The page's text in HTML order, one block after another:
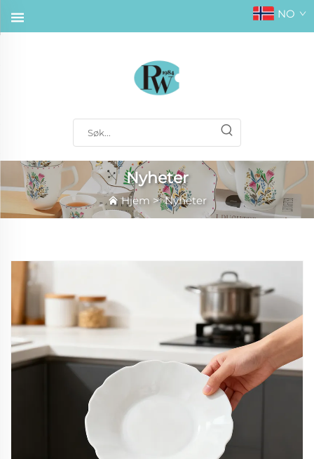
NO
Nyheter
Hjem >Nyheter